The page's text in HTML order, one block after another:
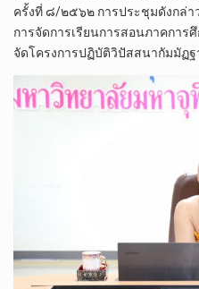
ครั้งที่ ๘/๒๕๖๒ การประชุมดังกล่า
การจัดการเรียนการสอนภาคการ
จัดโครงการปฏิบัติวิปัสสนากัมมัฏ